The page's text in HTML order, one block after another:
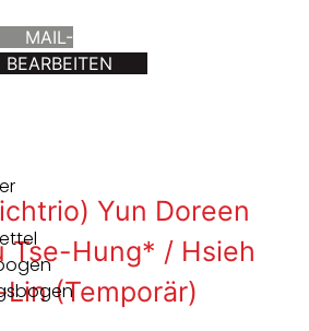
MAIL-
BEARBEITEN
Yun Doreen
Tse-Hung* / Hsieh
(Temporär)